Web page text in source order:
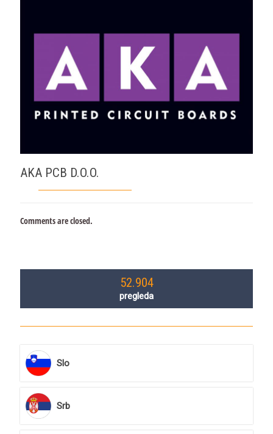
AKA PCB D.O.O.
Comments are closed.
52.904
pregleda
Slo
Srb